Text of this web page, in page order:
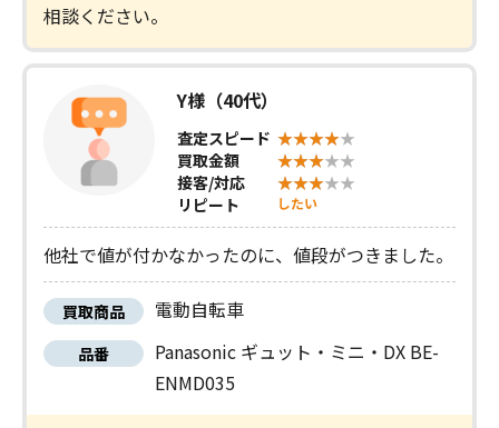
相談ください。
Y様（40代）
査定スピード
買取金額
接客/対応
リピート
したい
他社で値が付かなかったのに、値段がつきました。
買取商品 電動自転車
品番
Panasonic ギュット・ミニ・DX BE-
ENMD035